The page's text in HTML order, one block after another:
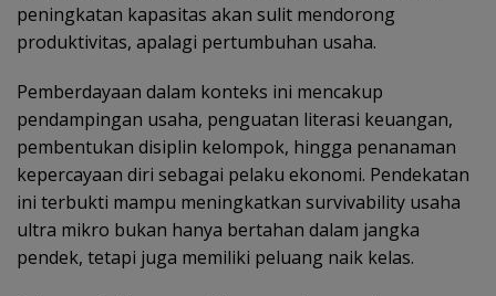
peningkatan kapasitas akan sulit mendorong
produktivitas, apalagi pertumbuhan usaha.
Pemberdayaan dalam konteks ini mencakup
pendampingan usaha, penguatan literasi keuangan,
pembentukan disiplin kelompok, hingga penanaman
kepercayaan diri sebagai pelaku ekonomi. Pendekatan
ini terbukti mampu meningkatkan survivability usaha
ultra mikro bukan hanya bertahan dalam jangka
pendek, tetapi juga memiliki peluang naik kelas.